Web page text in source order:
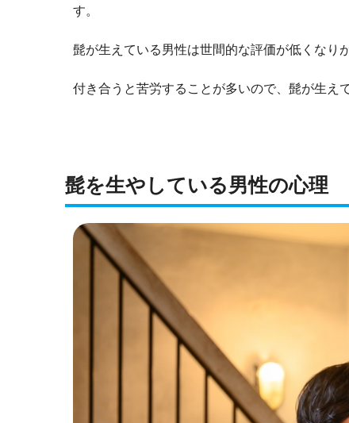
す。
髭が生えている男性は世間的な評価が低くなり
付き合うと苦労することが多いので、髭が生え
髭を生やしている男性の心理